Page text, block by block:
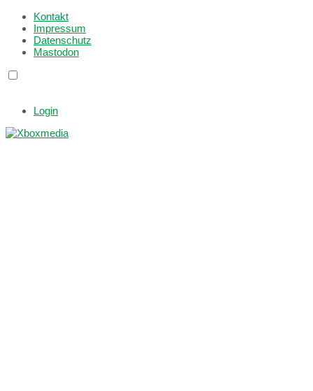
Kontakt
Impressum
Datenschutz
Mastodon
Login